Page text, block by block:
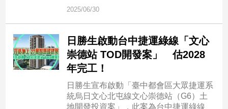
2025/06/30
日勝生啟動台中捷運綠線「文心
崇德站 TOD開發案」 估2028
年完工！
日勝生宣布啟動「臺中都會區大眾捷運系
統烏日文心北屯線文心崇德站（G6）土
地開發投資案」，此案為台中捷運綠線